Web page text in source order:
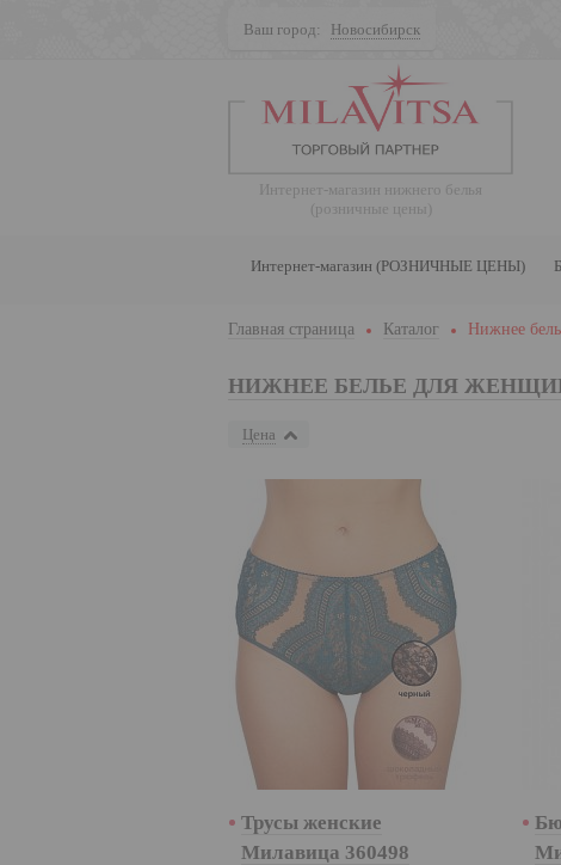
Ваш город: Новосибирск
Интернет-магазин нижнего белья
(розничные цены)
Интернет-магазин (РОЗНИЧНЫЕ ЦЕНЫ)
Главная страница Каталог Нижнее
НИЖНЕЕ БЕЛЬЕ ДЛЯ
Цена
Трусы женские
Милавица 360498